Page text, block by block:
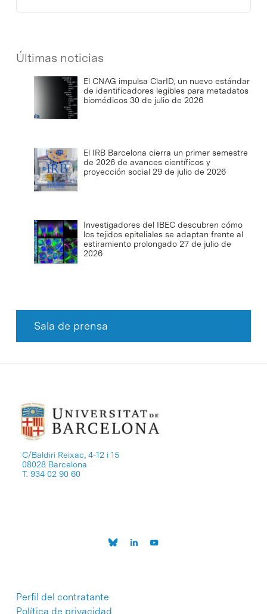
Últimas noticias
El CNAG impulsa ClarID, un nuevo estándar
de identificadores legibles para metadatos
biomédicos 30 de julio de 2026
El IRB Barcelona cierra un primer semestre
de 2026 de avances científicos y
proyección social 29 de julio de 2026
Investigadores del IBEC descubren cómo
los tejidos epiteliales se adaptan frente al
estiramiento prolongado 27 de julio de
2026
Sala de prensa
C/Baldiri Reixac, 4-12 i 15
08028 Barcelona
T. 934 02 90 60
Perfil del contratante
Política de privacidad